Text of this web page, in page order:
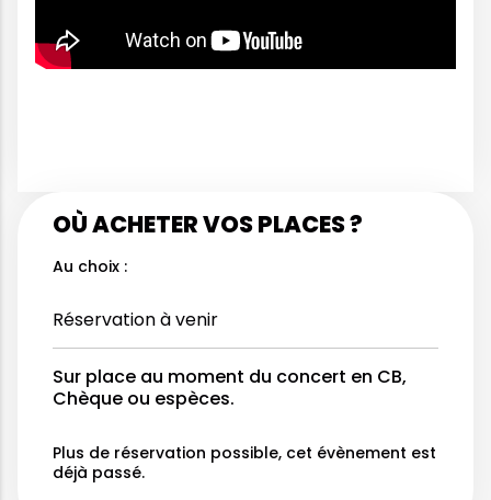
OÙ ACHETER VOS PLACES ?
Au choix :
Réservation à venir
Sur place au moment du concert en CB,
Chèque ou espèces.
Plus de réservation possible, cet évènement est
déjà passé.